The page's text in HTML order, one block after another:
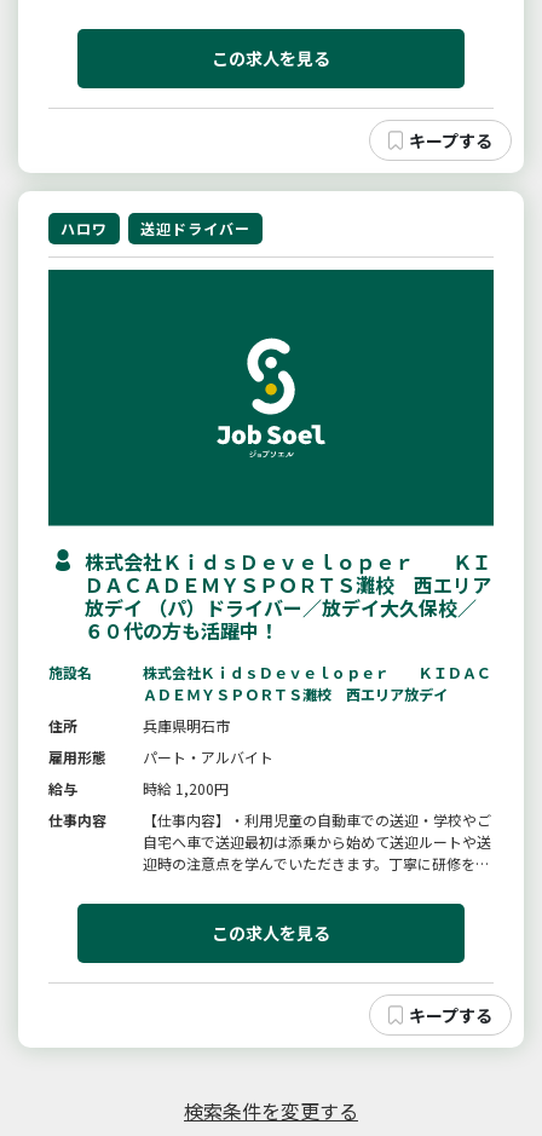
この求人を見る
ハロワ 送迎ドライバー
株式会社ＫｉｄｓＤｅｖｅｌｏｐｅｒ ＫＩ
ＤＡＣＡＤＥＭＹＳＰＯＲＴＳ灘校 西エリア
放デイ （パ）ドライバー／放デイ大久保校／
６０代の方も活躍中！
施設名
株式会社ＫｉｄｓＤｅｖｅｌｏｐｅｒ ＫＩＤＡＣ
ＡＤＥＭＹＳＰＯＲＴＳ灘校 西エリア放デイ
住所
兵庫県明石市
雇用形態
パート・アルバイト
給与
時給 1,200円
仕事内容
【仕事内容】・利用児童の自動車での送迎・学校やご
自宅へ車で送迎最初は添乗から始めて送迎ルートや送
迎時の注意点を学んでいただきます。丁寧に研修を行
童はおりませんのでご安心ください。【使用する自動
車】トヨタシエンタなど※従事すべき業務の変更の範
この求人を見る
検索条件を変更する